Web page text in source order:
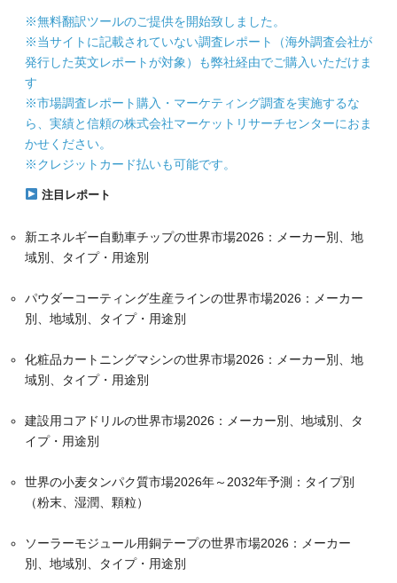
※無料翻訳ツールのご提供を開始致しました。
※当サイトに記載されていない調査レポート（海外調査会社が
発行した英文レポートが対象）も弊社経由でご購入いただけま
す
※市場調査レポート購入・マーケティング調査を実施するな
ら、実績と信頼の株式会社マーケットリサーチセンターにおま
かせください。
※クレジットカード払いも可能です。
注目レポート
新エネルギー自動車チップの世界市場2026：メーカー別、地
域別、タイプ・用途別
パウダーコーティング生産ラインの世界市場2026：メーカー
別、地域別、タイプ・用途別
化粧品カートニングマシンの世界市場2026：メーカー別、地
域別、タイプ・用途別
建設用コアドリルの世界市場2026：メーカー別、地域別、タ
イプ・用途別
世界の小麦タンパク質市場2026年～2032年予測：タイプ別
（粉末、湿潤、顆粒）
ソーラーモジュール用銅テープの世界市場2026：メーカー
別、地域別、タイプ・用途別